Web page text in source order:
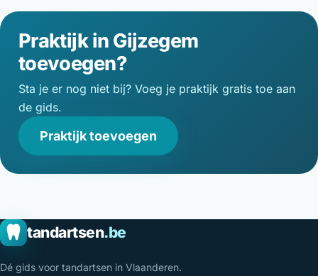
Praktijk in Gijzegem
toevoegen?
Sta je er nog niet bij? Voeg je praktijk gratis toe aan
de gids.
Praktijk toevoegen
tandartsen.be
Dé gids voor tandartsen in Vlaanderen.